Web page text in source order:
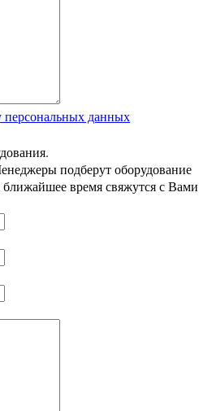
персональных данных
подберут оборудование
время свяжутся с Вами